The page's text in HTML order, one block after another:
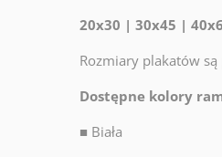
20x30 | 30x45 |
Rozmiary plakatów
Dostępne kolory
■ Biała